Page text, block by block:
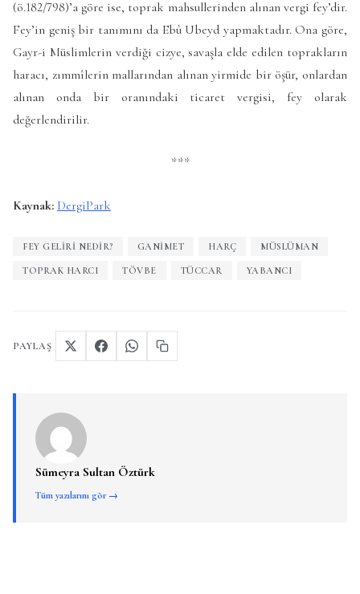
(ö.182/798)’a göre ise, toprak mahsullerinden alınan vergi fey’dir.
Fey’in geniş bir tanımını da Ebû Ubeyd yapmaktadır. Ona göre,
Gayr-i Müslimlerin verdiği cizye, savaşla elde edilen toprakların
haracı, zımmîlerin mallarından alınan yirmide bir öşür, onlardan
alınan onda bir oranındaki ticaret vergisi, fey olarak
değerlendirilir.
***
Kaynak: DergiPark
FEY GELIRI NEDIR? GANIMET HARÇ MÜSLÜMAN
TOPRAK HARCI TÖVBE TÜCCAR YABANCI
PAYLAŞ
Sümeyra Sultan Öztürk
Tüm yazılarını gör →